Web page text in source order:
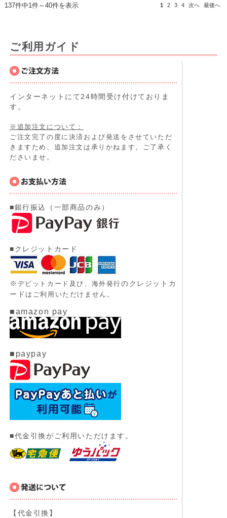
137件中1件～40件を表示 1 2 3 4 次へ 最後へ
ご利用ガイド
インターネットにて24時間受け付けておりま
す。
※追加注文について：
ご注文完了の度に決済および発送をさせていただ
きますため、追加注文は承りかねます。ご了承く
ださいませ。
■銀行振込（一部商品のみ）
■クレジットカード
※ デビットカード及び、 海外発行のクレジットカ
ード はご利用いただけません。
■amazon pay
■paypay
■代金引換がご利用いただけます。
【代金引換】